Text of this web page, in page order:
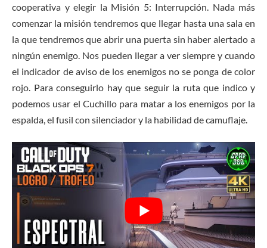
cooperativa y elegir la Misión 5: Interrupción. Nada más
comenzar la misión tendremos que llegar hasta una sala en
la que tendremos que abrir una puerta sin haber alertado a
ningún enemigo. Nos pueden llegar a ver siempre y cuando
el indicador de aviso de los enemigos no se ponga de color
rojo. Para conseguirlo hay que seguir la ruta que indico y
podemos usar el Cuchillo para matar a los enemigos por la
espalda, el fusil con silenciador y la habilidad de camuflaje.